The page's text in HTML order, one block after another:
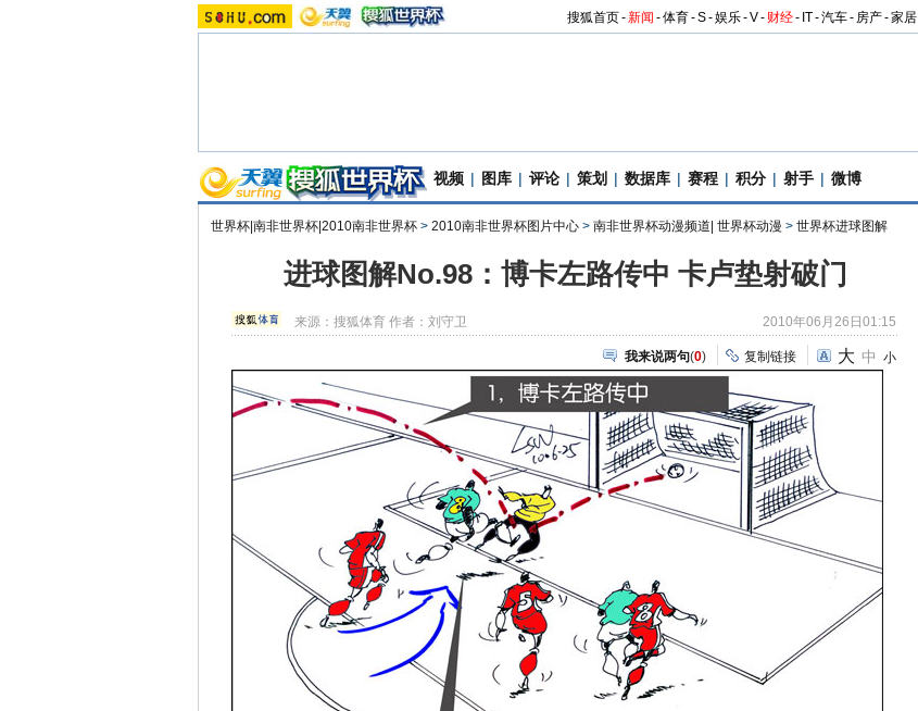
搜狐首页-新闻 -体育-S-娱乐-V- 财经- IT-汽车- 房产-家居
视频 | 图库 | 评论 | 策划 | 数据库 | 赛程 | 积分 | 射手 | 微博
世界杯|南非世界杯|2010南非世界杯 > 2010南非世界杯图片中心 > 南非世界杯动漫频道| 世界杯动漫 > 世界杯进球图解
进球图解No.98：博卡左路传中 卡卢垫射破门
来源：搜狐体育 作者：刘守卫 2010年06月26日01:15
我来说两句(0) 复制链接 大 中 小